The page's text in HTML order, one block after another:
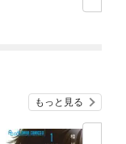
もっと見る